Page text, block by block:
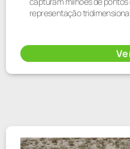
representação